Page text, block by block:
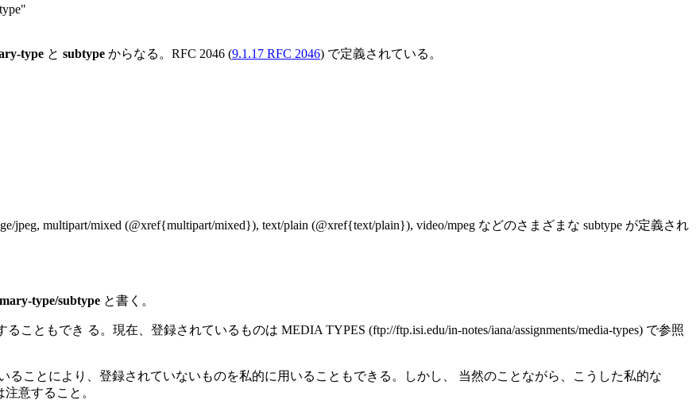
type と subtype からなる。RFC 2046 (9.1.17 RFC 2046) で定義されている。
jpeg, multipart/mixed (@xref{multipart/mixed}), text/plain (@xref{text/plain}), video/mpeg などのさまざまな subtype が定義され
type/subtype と書く。
こともでき る。現在、登録されているものは MEDIA TYPES (ftp://ftp.isi.edu/in-notes/iana/assignments/media-types) で参照
ることにより、登録されていないものを私的に用いることもできる。しかし、 当然のことながら、こうした私的な
意すること。